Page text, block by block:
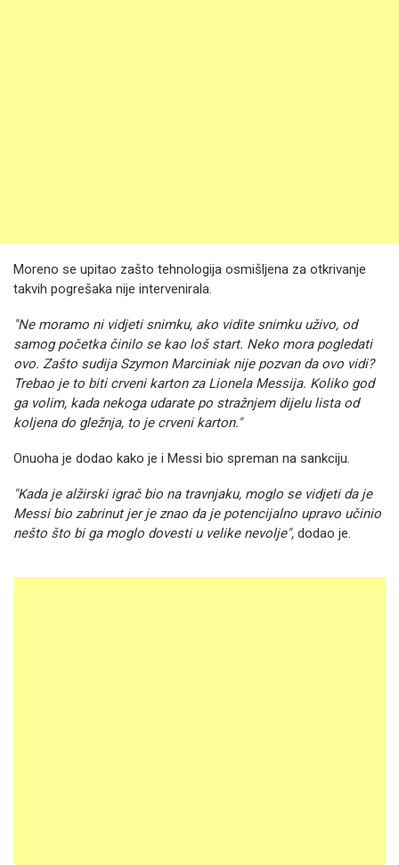
Moreno se upitao zašto tehnologija osmišljena za otkrivanje
takvih pogrešaka nije intervenirala.
"Ne moramo ni vidjeti snimku, ako vidite snimku uživo, od
samog početka činilo se kao loš start. Neko mora pogledati
ovo. Zašto sudija Szymon Marciniak nije pozvan da ovo vidi?
Trebao je to biti crveni karton za Lionela Messija. Koliko god
ga volim, kada nekoga udarate po stražnjem dijelu lista od
koljena do gležnja, to je crveni karton."
Onuoha je dodao kako je i Messi bio spreman na sankciju.
"Kada je alžirski igrač bio na travnjaku, moglo se vidjeti da je
Messi bio zabrinut jer je znao da je potencijalno upravo učinio
nešto što bi ga moglo dovesti u velike nevolje", dodao je.